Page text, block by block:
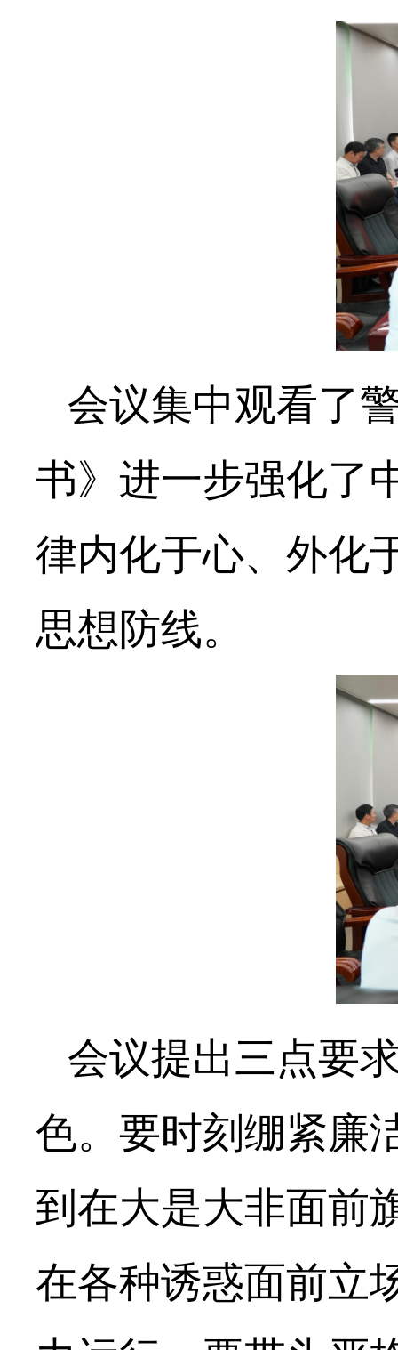
会议集中观看了
书》进一步强化了
律内化于心、外化
思想防线。
会议提出三点要
色。要时刻绷紧廉
到在大是大非面前
在各种诱惑面前立